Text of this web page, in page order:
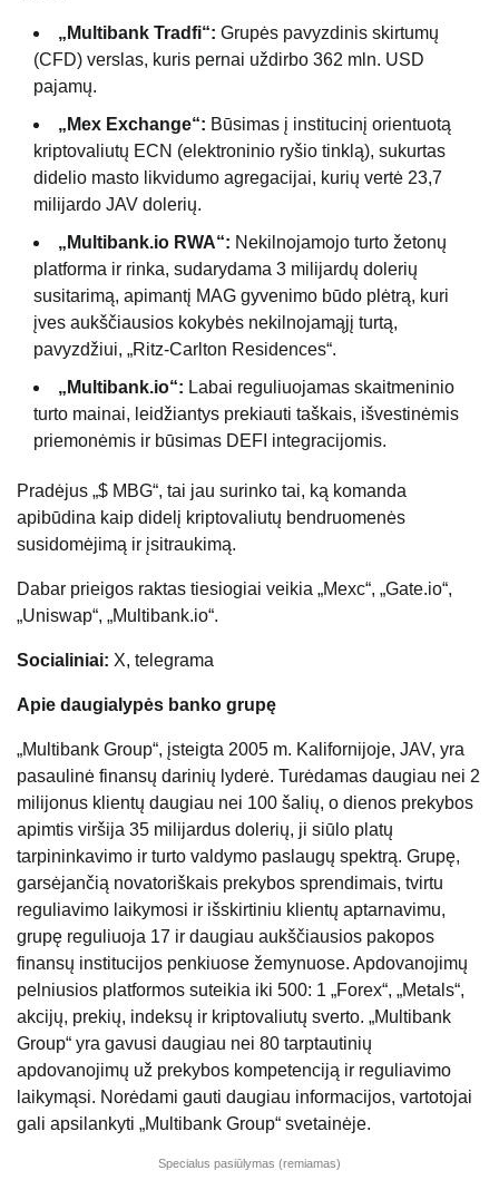
„Multibank Tradfi“: Grupės pavyzdinis skirtumų
(CFD) verslas, kuris pernai uždirbo 362 mln. USD
pajamų.
„Mex Exchange“: Būsimas į institucinį orientuotą
kriptovaliutų ECN (elektroninio ryšio tinklą), sukurtas
didelio masto likvidumo agregacijai, kurių vertė 23,7
milijardo JAV dolerių.
„Multibank.io RWA“: Nekilnojamojo turto žetonų
platforma ir rinka, sudarydama 3 milijardų dolerių
susitarimą, apimantį MAG gyvenimo būdo plėtrą, kuri
įves aukščiausios kokybės nekilnojamąjį turtą,
pavyzdžiui, „Ritz-Carlton Residences“.
„Multibank.io“: Labai reguliuojamas skaitmeninio
turto mainai, leidžiantys prekiauti taškais, išvestinėmis
priemonėmis ir būsimas DEFI integracijomis.
Pradėjus „$ MBG“, tai jau surinko tai, ką komanda
apibūdina kaip didelį kriptovaliutų bendruomenės
susidomėjimą ir įsitraukimą.
Dabar prieigos raktas tiesiogiai veikia „Mexc“, „Gate.io“,
„Uniswap“, „Multibank.io“.
Socialiniai: X, telegrama
Apie daugialypės banko grupę
„Multibank Group“, įsteigta 2005 m. Kalifornijoje, JAV, yra
pasaulinė finansų darinių lyderė. Turėdamas daugiau nei 2
milijonus klientų daugiau nei 100 šalių, o dienos prekybos
apimtis viršija 35 milijardus dolerių, ji siūlo platų
tarpininkavimo ir turto valdymo paslaugų spektrą. Grupę,
garsėjančią novatoriškais prekybos sprendimais, tvirtu
reguliavimo laikymosi ir išskirtiniu klientų aptarnavimu,
grupę reguliuoja 17 ir daugiau aukščiausios pakopos
finansų institucijos penkiuose žemynuose. Apdovanojimų
pelniusios platformos suteikia iki 500: 1 „Forex“, „Metals“,
akcijų, prekių, indeksų ir kriptovaliutų sverto. „Multibank
Group“ yra gavusi daugiau nei 80 tarptautinių
apdovanojimų už prekybos kompetenciją ir reguliavimo
laikymąsi. Norėdami gauti daugiau informacijos, vartotojai
gali apsilankyti „Multibank Group“ svetainėje.
Specialus pasiūlymas (remiamas)